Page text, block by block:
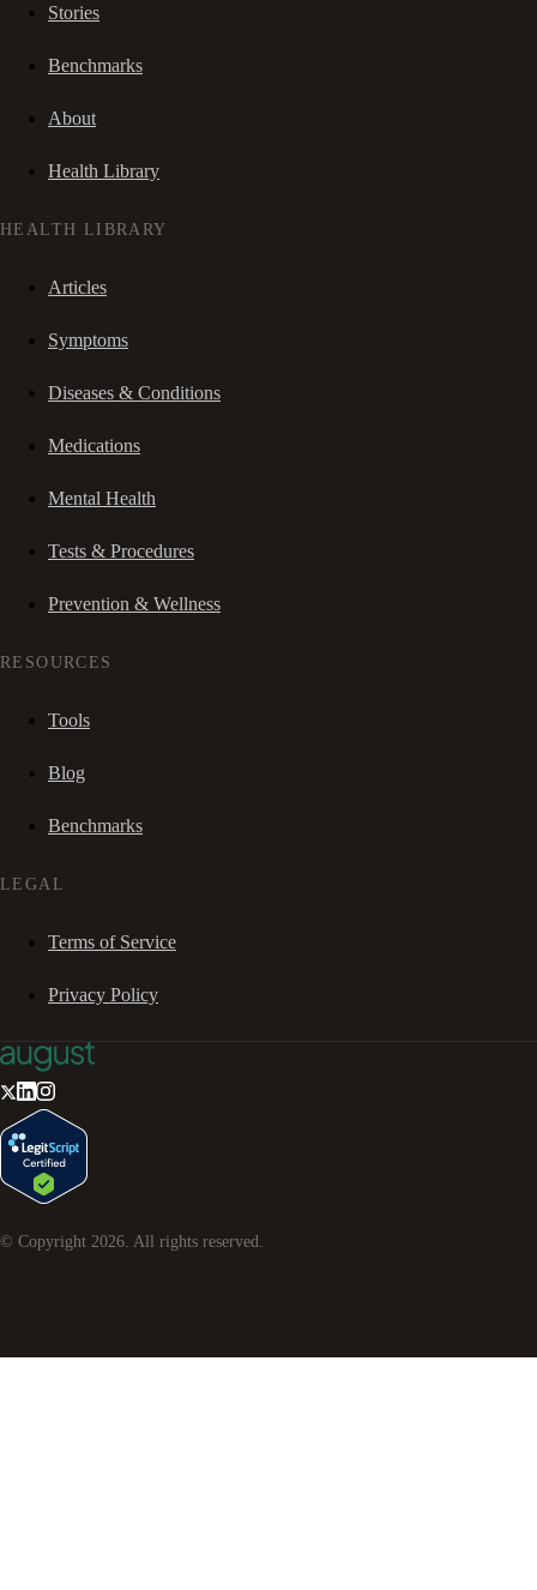
Stories
Benchmarks
About
Health Library
HEALTH LIBRARY
Articles
Symptoms
Diseases & Conditions
Medications
Mental Health
Tests & Procedures
Prevention & Wellness
RESOURCES
Tools
Blog
Benchmarks
LEGAL
Terms of Service
Privacy Policy
© Copyright 2026 . All rights reserved.